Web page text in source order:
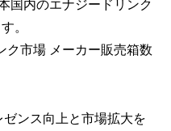
国内のエナジードリンク
。
市場 メーカー販売箱数
ンス向上と市場拡大を